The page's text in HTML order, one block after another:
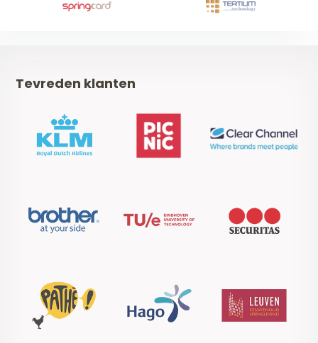
Tevreden klanten